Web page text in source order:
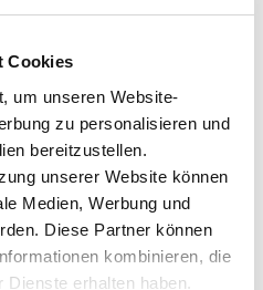
Cookies
um unseren Website-
zu personalisieren und
bereitzustellen.
unserer Website können
Medien, Werbung und
Diese Partner können
kombinieren, die
Dienste erhalten haben.
f'air Ersatz Filter für PAUL WRG-
90-Zentral
€29,95 €31,80
Sale